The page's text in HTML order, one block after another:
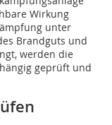
Wirkung
unter
Brandguts und
werden die
geprüft und